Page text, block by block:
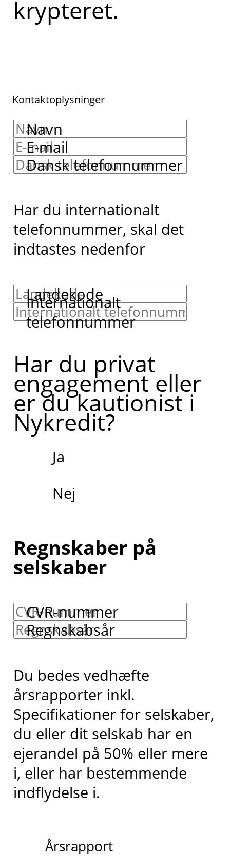
krypteret.
Kontaktoplysninger
Navn
E-mail
Dansk telefonnummer
Har du internationalt
telefonnummer, skal det
indtastes nedenfor
Landekode
Internationalt
telefonnummer
Har du privat
engagement eller
er du kautionist i
Nykredit?
Ja
Nej
Regnskaber på
selskaber
CVR-nummer
Regnskabsår
Du bedes vedhæfte
årsrapporter inkl.
Specifikationer for selskaber,
du eller dit selskab har en
ejerandel på 50% eller mere
i, eller har bestemmende
indflydelse i.
Årsrapport